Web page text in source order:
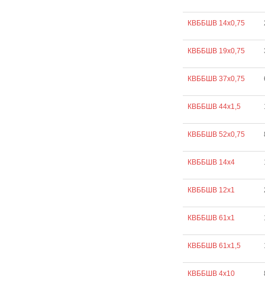
КВББШВ 14х0,75
КВББШВ 19х0,75
КВББШВ 37х0,75
КВББШВ 44х1,5
КВББШВ 52х0,75
КВББШВ 14х4
КВББШВ 12х1
КВББШВ 61х1
КВББШВ 61х1,5
КВББШВ 4х10